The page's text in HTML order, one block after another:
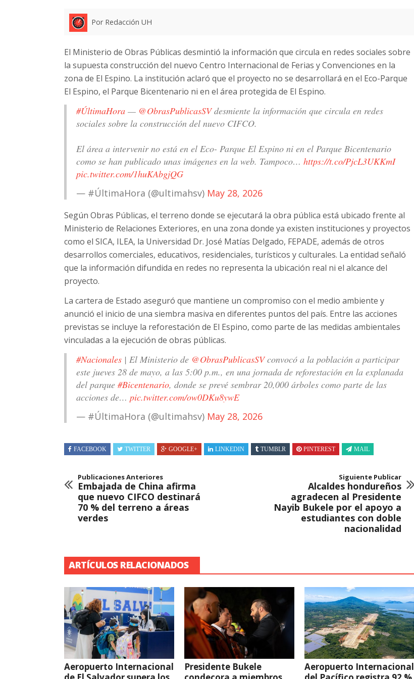
Por Redacción UH
El Ministerio de Obras Públicas desmintió la información que circula en redes sociales sobre
la supuesta construcción del nuevo Centro Internacional de Ferias y Convenciones en la
zona de El Espino. La institución aclaró que el proyecto no se desarrollará en el Eco-Parque
El Espino, el Parque Bicentenario ni en el área protegida de El Espino.
#ÚltimaHora — @ObrasPublicasSVdesmiente la información que circula en redes
sociales sobre la construcción del nuevo CIFCO.
El área a intervenir no está en el Eco- Parque El Espino ni en el Parque Bicentenario
como se han publicado unas imágenes en la web. Tampoco… https://t.co/PjcL3UKKmI
pic.twitter.com/1huKAbgjQG
— #ÚltimaHora (@ultimahsv) May 28, 2026
Según Obras Públicas, el terreno donde se ejecutará la obra pública está ubicado frente al
Ministerio de Relaciones Exteriores, en una zona donde ya existen instituciones y proyectos
como el SICA, ILEA, la Universidad Dr. José Matías Delgado, FEPADE, además de otros
desarrollos comerciales, educativos, residenciales, turísticos y culturales. La entidad señaló
que la información difundida en redes no representa la ubicación real ni el alcance del
proyecto.
La cartera de Estado aseguró que mantiene un compromiso con el medio ambiente y
anunció el inicio de una siembra masiva en diferentes puntos del país. Entre las acciones
previstas se incluye la reforestación de El Espino, como parte de las medidas ambientales
vinculadas a la ejecución de obras públicas.
#Nacionales | El Ministerio de @ObrasPublicasSVconvocó a la población a participar
este jueves 28 de mayo, a las 5:00 p.m., en una jornada de reforestación en la explanada
del parque #Bicentenario, donde se prevé sembrar 20,000 árboles como parte de las
acciones de… pic.twitter.com/ow0DKu8ywE
— #ÚltimaHora (@ultimahsv) May 28, 2026
FACEBOOK TWITTER GOOGLE+ LINKEDIN TUMBLR PINTEREST MAIL
Publicaciones Anteriores
Embajada de China afirma
que nuevo CIFCO destinará
70 % del terreno a áreas
verdes
Siguiente Publicar
Alcaldes hondureños
agradecen al Presidente
Nayib Bukele por el apoyo a
estudiantes con doble
nacionalidad
ARTÍCULOS RELACIONADOS
Aeropuerto Internacional
Presidente Bukele
Aeropuerto Internacional